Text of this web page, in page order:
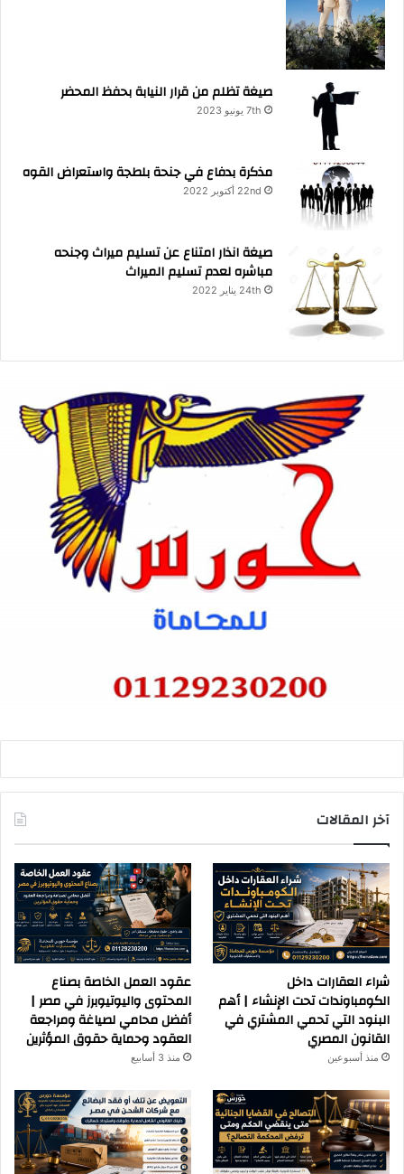
صيغة تظلم من قرار النيابة بحفظ المحضر
7th يونيو 2023
مذكرة بدفاع في جنحة بلطجة واستعراض القوه
22nd أكتوبر 2022
صيغة انذار امتناع عن تسليم ميراث وجنحه
مباشره لعدم تسليم الميراث
24th يناير 2022
آخر المقالات
شراء العقارات داخل
الكومباوندات تحت الإنشاء | أهم
البنود التي تحمي المشتري في
القانون المصري
منذ أسبوعين
عقود العمل الخاصة بصناع
المحتوى واليوتيوبرز في مصر |
أفضل محامي لصياغة ومراجعة
العقود وحماية حقوق المؤثرين
منذ 3 أسابيع